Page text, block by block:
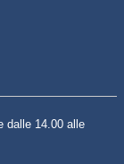
dalle 14.00 alle